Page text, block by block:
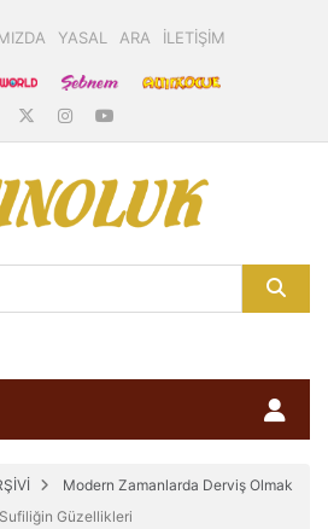
YASAL ARA İLETİŞİM
Modern Zamanlarda Derviş Olmak
Güzellikleri